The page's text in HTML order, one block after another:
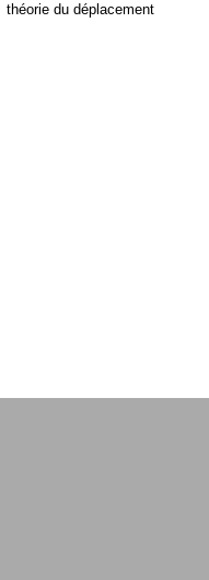
théorie du déplacement